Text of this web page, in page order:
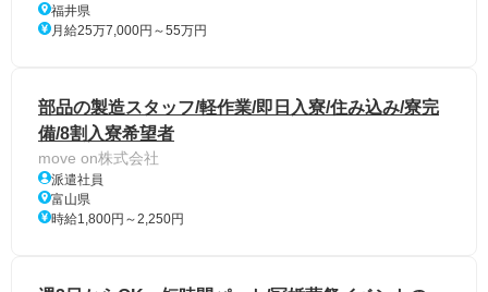
福井県
月給25万7,000円～55万円
部品の製造スタッフ/軽作業/即日入寮/住み込み/寮完
備/8割入寮希望者
move on株式会社
派遣社員
富山県
時給1,800円～2,250円